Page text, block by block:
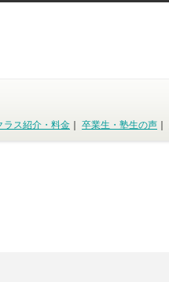
ラス紹介・料金 卒業生・塾生の声